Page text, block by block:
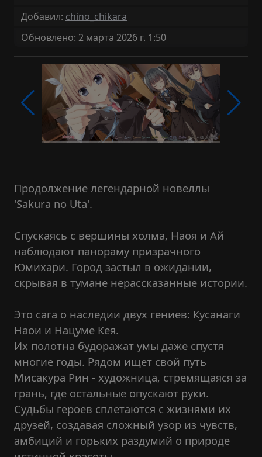
Добавил: chino_chikara
Обновлено: 2 марта 2026 г. 1:50
Продолжение легендарной новеллы
'Sakura no Uta'.
Спускаясь с вершины холма, Наоя и Ай
наблюдают панораму призрачного
Юмихари. Город застыл в ожидании,
скрывая в тумане нерассказанные истории.
Это сага о наследии двух гениев: Кусанаги
Наои и Нацуме Кея.
Их полотна будоражат умы даже спустя
многие годы. Рядом ищет свой путь
Мисакура Рин - художница, стремящаяся за
грань, где остальные опускают руки.
Судьбы героев сплетаются с жизнями их
друзей, создавая сложный узор из чувств,
амбиций и горьких раздумий о природе